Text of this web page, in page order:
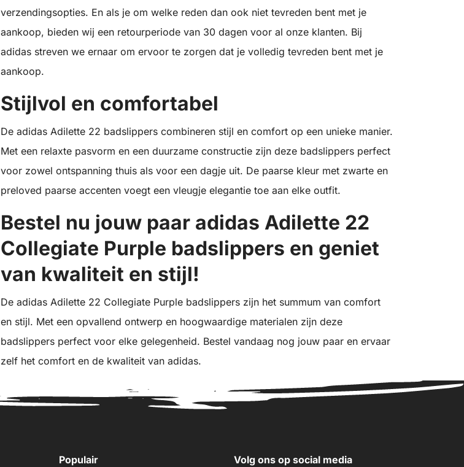
verzendingsopties. En als je om welke reden dan ook niet tevreden bent met je
aankoop, bieden wij een retourperiode van 30 dagen voor al onze klanten. Bij
adidas streven we ernaar om ervoor te zorgen dat je volledig tevreden bent met je
aankoop.
Stijlvol en comfortabel
De adidas Adilette 22 badslippers combineren stijl en comfort op een unieke manier.
Met een relaxte pasvorm en een duurzame constructie zijn deze badslippers perfect
voor zowel ontspanning thuis als voor een dagje uit. De paarse kleur met zwarte en
preloved paarse accenten voegt een vleugje elegantie toe aan elke outfit.
Bestel nu jouw paar adidas Adilette 22
Collegiate Purple badslippers en geniet
van kwaliteit en stijl!
De adidas Adilette 22 Collegiate Purple badslippers zijn het summum van comfort
en stijl. Met een opvallend ontwerp en hoogwaardige materialen zijn deze
badslippers perfect voor elke gelegenheid. Bestel vandaag nog jouw paar en ervaar
zelf het comfort en de kwaliteit van adidas.
Populair Volg ons op social media